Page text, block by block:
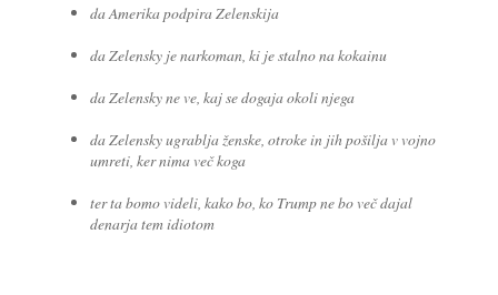
da Amerika podpira Zelenskija
da Zelensky je narkoman, ki je stalno na kokainu
da Zelensky ne ve, kaj se dogaja okoli njega
da Zelensky ugrablja ženske, otroke in jih pošilja v vojno
umreti, ker nima več koga
ter ta bomo videli, kako bo, ko Trump ne bo več dajal
denarja tem idiotom